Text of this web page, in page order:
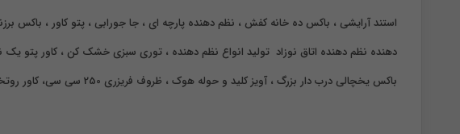
استند آرایشی ، باکس ده خانه کفش ، نظم دهنده پارچه ای ، جا جورابی ، پتو کاور ،
دهنده نظم دهنده اتاق نوزاد تولید انواع نظم دهنده ، توری سبزی خشک کن ، کاور
باکس یخچالی درب دار بزرگ ، آویز کلید و حوله هوک ، ظروف فریزری 250 سی سی، کاور روتختی ، نظم دهنده شلوار جین، جاتخم مرغی 15خانه ،